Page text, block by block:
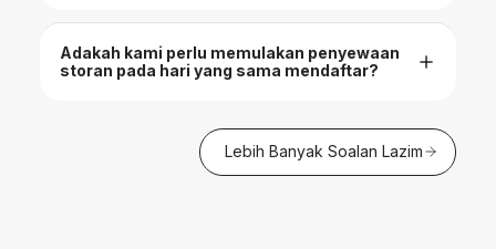
Adakah kami perlu memulakan penyewaan
storan pada hari yang sama mendaftar?
Lebih Banyak Soalan Lazim